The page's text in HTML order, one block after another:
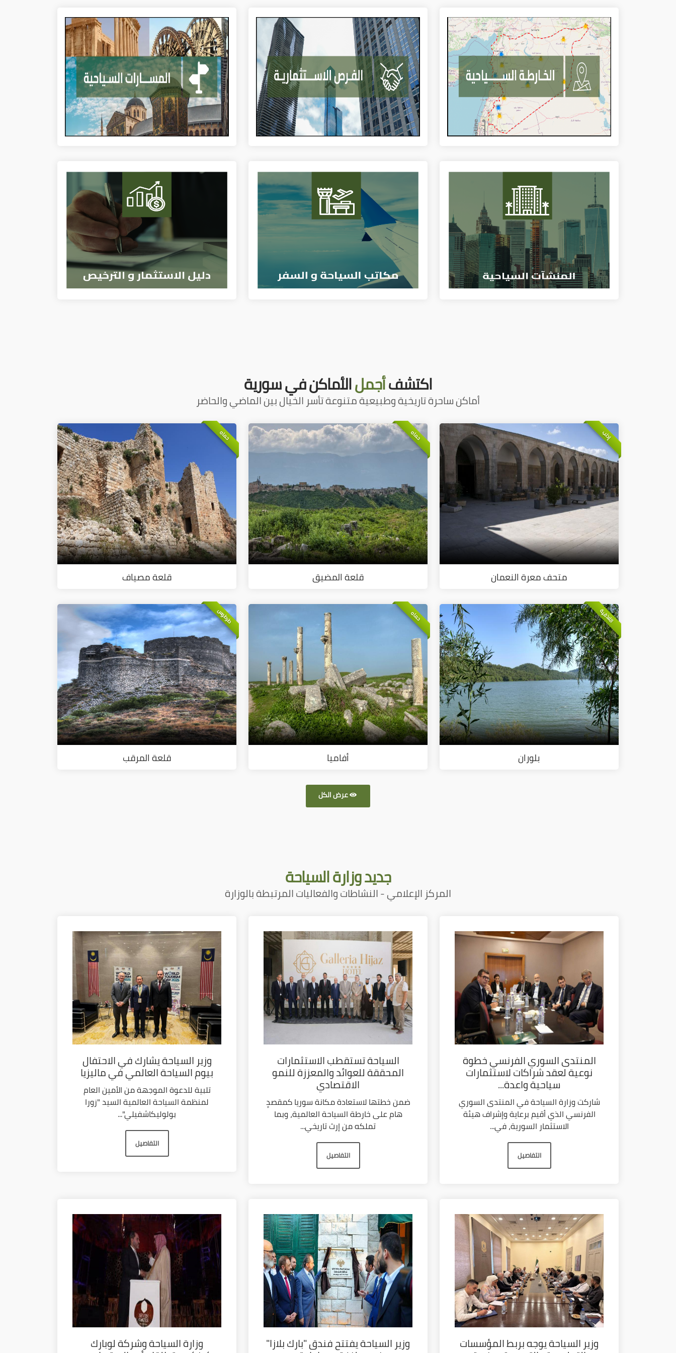
اكتشفأجملالأماكن في سورية
أماكن ساحرة تاريخية وطبيعية متنوعة تأسر الخيال بين الماضي والحاضر
إدلب
متحف معرة النعمان
حماه
قلعة المضيق
حماه
قلعة مصياف
اللاذقية
بلوران
حماه
أفاميا
طرطوس
قلعة المرقب
عرض الكل
جديدوزارة السياحة
المركز الإعلامي - النشاطات والفعاليات المرتبطة بالوزارة
المنتدى السوري الفرنسي خطوة
نوعية لعقد شراكات لاستثمارات
سياحية واعدة...
شاركت وزارة السياحة في المنتدى السوري
الفرنسي الذي أقيم برعاية وإشراف هيئة
الاستثمار السورية، في...
التفاصيل
السياحة تستقطب الاستثمارات
المحققة للعوائد والمعززة للنمو
الاقتصادي
ضمن خطتها لاستعادة مكانة سوريا كمقصدٍ
هام على خارطة السياحة العالمية، وبما
تملكه من إرث تاريخي...
التفاصيل
وزير السياحة يشارك في الاحتفال
بيوم السياحة العالمي في ماليزيا
تلبية للدعوة الموجهة من الأمين العام
لمنظمة السياحة العالمية السيد "زورا
بولوليكاشفيلي"...
التفاصيل
وزير السياحة يوجه بربط المؤسسات وزير السياحة يفتتح فندق "بارك بلازا" وزارة السياحة وشركة لوبارك